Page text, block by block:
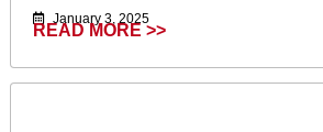
January 3, 2025
READ MORE >>